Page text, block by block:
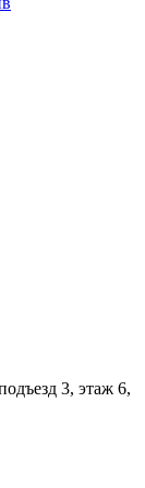
3, этаж 6,